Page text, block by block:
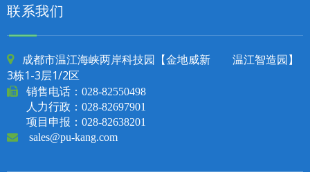
联系我们

成都市温江海峡两岸科技园【金地威新 温江智造园】
3栋1-3层1/2区
 销售电话： 028-82550498
人力行政：028-82697901
项目申报：028-82638201
 sales@pu-kang.com